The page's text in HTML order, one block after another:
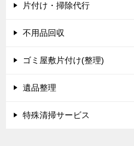
ー
シ
片付け・掃除代行
不用品回収
ゴミ屋敷片付け(整理)
遺品整理
特殊清掃サービス